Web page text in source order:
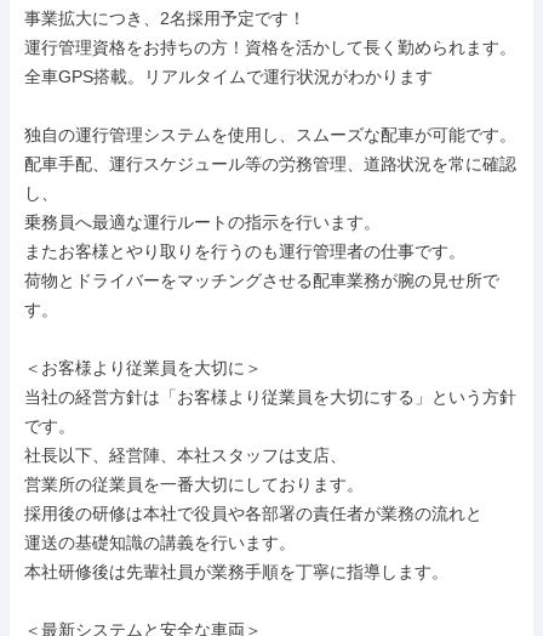
事業拡大につき、2名採用予定です！
運行管理資格をお持ちの方！資格を活かして長く勤められます。
全車GPS搭載。リアルタイムで運行状況がわかります
独自の運行管理システムを使用し、スムーズな配車が可能です。
配車手配、運行スケジュール等の労務管理、道路状況を常に確認
し、
乗務員へ最適な運行ルートの指示を行います。
またお客様とやり取りを行うのも運行管理者の仕事です。
荷物とドライバーをマッチングさせる配車業務が腕の見せ所で
す。
＜お客様より従業員を大切に＞
当社の経営方針は「お客様より従業員を大切にする」という方針
です。
社長以下、経営陣、本社スタッフは支店、
営業所の従業員を一番大切にしております。
採用後の研修は本社で役員や各部署の責任者が業務の流れと
運送の基礎知識の講義を行います。
本社研修後は先輩社員が業務手順を丁寧に指導します。
＜最新システムと安全な車両＞